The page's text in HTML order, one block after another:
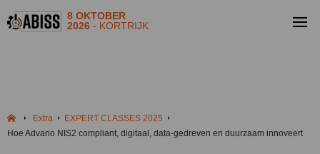
8 OKTOBER
2026- KORTRIJK
Extra
EXPERT CLASSES 2025
Hoe Advario NIS2 compliant, digitaal, data-gedreven en duurzaam innoveert